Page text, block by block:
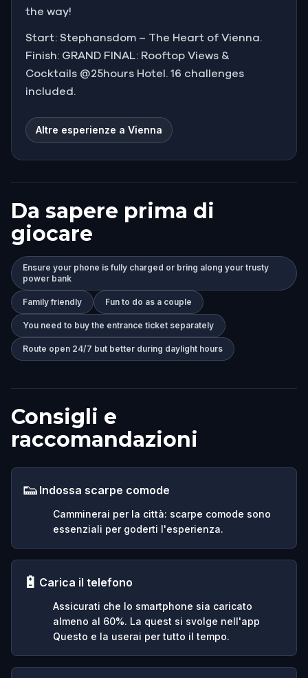
the way!
Start: Stephansdom – The Heart of Vienna.
Finish: GRAND FINAL: Rooftop Views &
Cocktails @25hours Hotel. 16 challenges
included.
Altre esperienze a Vienna
Da sapere prima di
giocare
Ensure your phone is fully charged or bring along your trusty
power bank
Family friendly Fun to do as a couple
You need to buy the entrance ticket separately
Route open 24/7 but better during daylight hours
Consigli e
raccomandazioni
👟 Indossa scarpe comode
Camminerai per la città: scarpe comode sono
essenziali per goderti l'esperienza.
🔋 Carica il telefono
Assicurati che lo smartphone sia caricato
almeno al 60%. La quest si svolge nell'app
Questo e la userai per tutto il tempo.